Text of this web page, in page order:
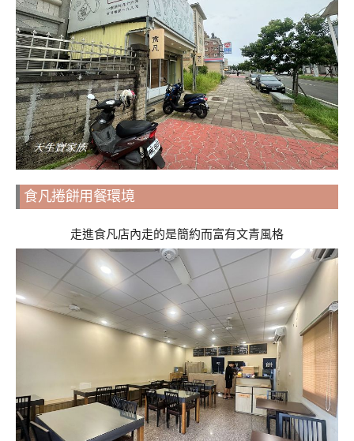
食凡捲餅用餐環境
走進食凡店內走的是簡約而富有文青風格